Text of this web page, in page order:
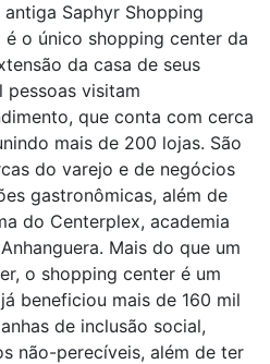
Saphyr Shopping
o único shopping center da
da casa de seus
pessoas visitam
que conta com cerca
mais de 200 lojas. São
do varejo e de negócios
gastronômicas, além de
do Centerplex, academia
Mais do que um
o shopping center é um
beneficiou mais de 160 mil
de inclusão social,
não-perecíveis, além de ter